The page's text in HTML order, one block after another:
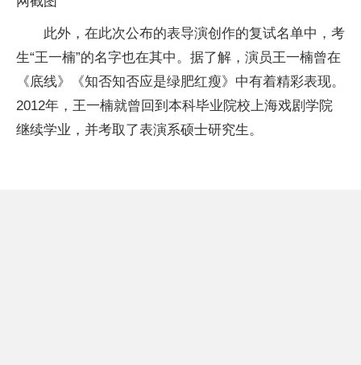
此外，在此次公布的表导演创作的复试名单中，考
生“王一楠”的名字也在其中。据了解，演员王一楠曾在
《底线》《知否知否应是绿肥红瘦》中有着精彩表现。
2012年，王一楠就曾回到本科毕业院校上海戏剧学院
继续学业，并考取了表演系硕士研究生。